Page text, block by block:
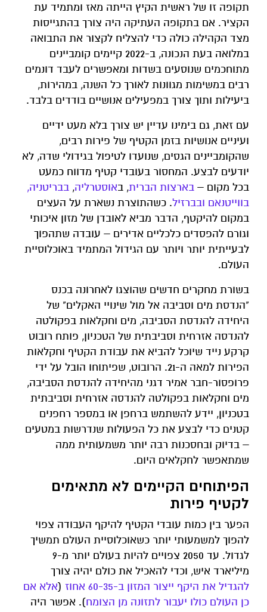
תקופה זו של ראשית הקיץ הייתה מאז ומתמיד עת
הקציר. אם בתקופה העתיקה היה צורך בהתגייסות
מצד הקהילה כולה כדי להצליח לקצור את התבואה
במלואה בעת הנכונה, ב-2022 קיימים קומביינים
מתוחכמים שנוסעים בשדות ומאפשרים לעבד דונמים
רבים במשימות מגוונות לאורך כל השנה, במהירות,
ביעילות ותוך צורך במפעילים אנושיים בודדים בלבד.
עם זאת, גם בימינו עדיין יש צורך בלא מעט ידיים
ועיניים אנושיות בזמן הקטיף של פירות רבים,
שהקומביינים הגסים, שנועדו לטיפול בגידולי שדה, לא
יודעים לבצע. המחסור בעובדי קטיף מדווח כמעט
בכל מקום – בארצות הברית, באוסטרליה, בבריטניה,
בווייטנאם ובברזיל. כשהתוצרת נשארת על העצים
במקום להיקטף, הדבר מביא לאובדן של מזון איכותי
וגורם להפסדים כלכליים אדירים – עובדה שתהפוך
לבעייתית יותר ויותר עם הגידול המתמיד באוכלוסיית
העולם.
בשורת מחקרים חדשים שהוצגו לאחרונה בכנס
"הנדסת מים וסביבה אל מול שינויי האקלים" של
היחידה להנדסת הסביבה, מים וחקלאות בפקולטה
להנדסה אזרחית וסביבתית של הטכניון, פותח רובוט
קרקע נייד שיוכל להביא את עבודת הקטיף וחקלאות
הפירות למאה ה-21. הרובוט, שפיתוחו הובל על ידי
פרופסור-חבר אמיר דגני מהיחידה להנדסת הסביבה,
מים וחקלאות בפקולטה להנדסה אזרחית וסביבתית
בטכניון, יידע להשתמש ברחפן או במספר רחפנים
קטנים כדי לבצע את כל הפעולות שנדרשות במטעים
– בדיוק ובחסכנות רבה יותר משמעותית ממה
שמתאפשר לחקלאים היום.
הפיתוחים הקיימים לא מתאימים
לקטיף פירות
הפער בין כמות עובדי הקטיף להיקף העבודה צפוי
להפוך למשמעותי יותר כשאוכלוסיית העולם תמשיך
לגדול. עד 2050 צפויים להיות בעולם יותר מ-9
מיליארד איש, וכדי להאכיל את כולם יהיה צורך
להגדיל את היקף ייצור המזון ב-60-35 אחוז
(אלא אם
כן העולם כולו יעבור לתזונה מן הצומח). אפשר היה